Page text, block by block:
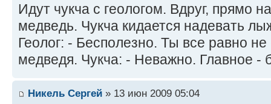
Идут чукча с геологом. Вдруг, прямо
медведь. Чукча кидается надевать
Геолог: - Бесполезно. Ты все равно
медведя. Чукча: - Неважно. Главное -
Никель Сергей » 13 июн 2009 05:04